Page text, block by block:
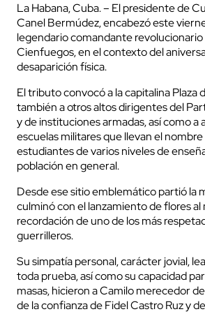
La Habana, Cuba. – El presidente de
Canel Bermúdez, encabezó este
legendario comandante
Cienfuegos, en el contexto del
desaparición física.
El tributo convocó a la capitalina Plaza
también a otros altos dirigentes del
y de instituciones armadas, así como a
escuelas militares que llevan el nombre
estudiantes de varios niveles de
población en general.
Desde ese sitio emblemático partió la
culminó con el lanzamiento de flores al
recordación de uno de los más
guerrilleros.
Su simpatía personal, carácter jovial,
toda prueba, así como su capacidad
masas, hicieron a Camilo merecedor
de la confianza de Fidel Castro Ruz y